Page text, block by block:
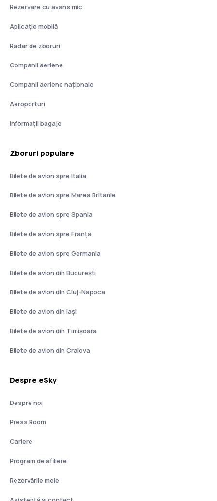
Rezervare cu avans mic
Aplicație mobilă
Radar de zboruri
Companii aeriene
Companii aeriene naţionale
Aeroporturi
Informații bagaje
Zboruri populare
Bilete de avion spre Italia
Bilete de avion spre Marea Britanie
Bilete de avion spre Spania
Bilete de avion spre Franţa
Bilete de avion spre Germania
Bilete de avion din București
Bilete de avion din Cluj-Napoca
Bilete de avion din Iași
Bilete de avion din Timișoara
Bilete de avion din Craiova
Despre eSky
Despre noi
Press Room
Cariere
Program de afiliere
Rezervările mele